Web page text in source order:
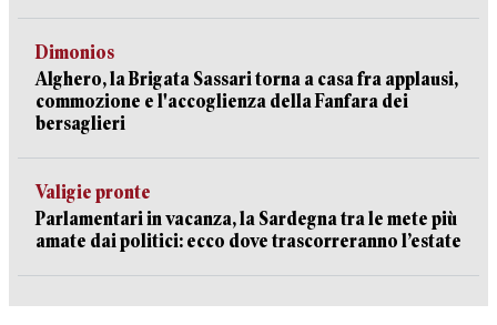
Dimonios
Alghero, la Brigata Sassari torna a casa fra applausi,
commozione e l'accoglienza della Fanfara dei
bersaglieri
Valigie pronte
Parlamentari in vacanza, la Sardegna tra le mete più
amate dai politici: ecco dove trascorreranno l’estate